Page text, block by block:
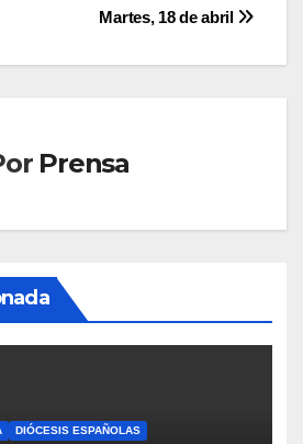
Martes, 18 de abril
Prensa
DIÓCESIS ESPAÑOLAS